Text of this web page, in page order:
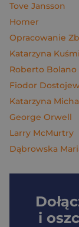
Tove Jansson
Homer
Opracowanie
Katarzyna
Roberto Bolano
Fiodor
Katarzyna
George Orwell
Larry McMurtry
Dąbrowska
i